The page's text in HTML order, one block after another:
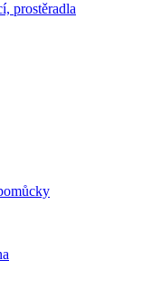
prostěradla